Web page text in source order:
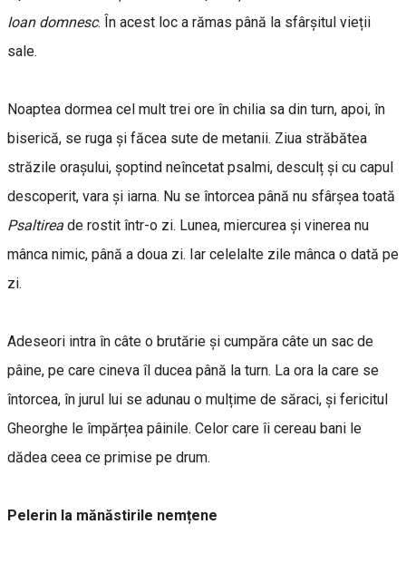
Ioan domnesc. În acest loc a rămas până la sfârșitul vieții
sale.
Noaptea dormea cel mult trei ore în chilia sa din turn, apoi, în
biserică, se ruga și făcea sute de metanii. Ziua străbătea
străzile orașului, șoptind neîncetat psalmi, desculț și cu capul
descoperit, vara și iarna. Nu se întorcea până nu sfârșea toată
Psaltirea de rostit într-o zi. Lunea, miercurea și vinerea nu
mânca nimic, până a doua zi. Iar celelalte zile mânca o dată pe
zi.
Adeseori intra în câte o brutărie și cumpăra câte un sac de
pâine, pe care cineva îl ducea până la turn. La ora la care se
întorcea, în jurul lui se adunau o mulțime de săraci, și fericitul
Gheorghe le împărțea pâinile. Celor care îi cereau bani le
dădea ceea ce primise pe drum.
Pelerin la mănăstirile nemțene